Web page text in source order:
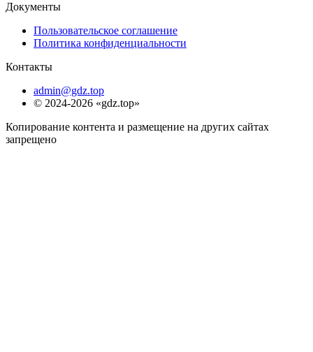
Документы
Пользовательское соглашение
Политика конфиденциальности
Контакты
admin@gdz.top
© 2024-2026 «gdz.top»
Копирование контента и размещение на других сайтах
запрещено